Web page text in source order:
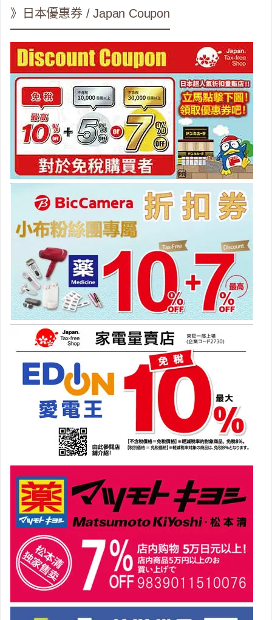
》日本優惠券 / Japan Coupon